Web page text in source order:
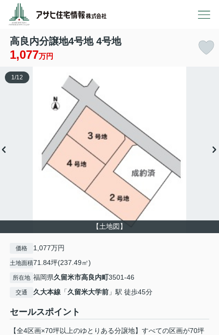
高良内分譲地4号地 4号地
1,077万円
【土地図】
1 /12
価格 1,077万円
土地面積71.84坪(237.49㎡)
所在地 福岡県久留米市高良内町3501-46
交通 久大本線 「久留米大学前 」駅 徒歩45分
セールスポイント
【全4区画×70坪以上のゆとりある分譲地】すべての区画が70坪